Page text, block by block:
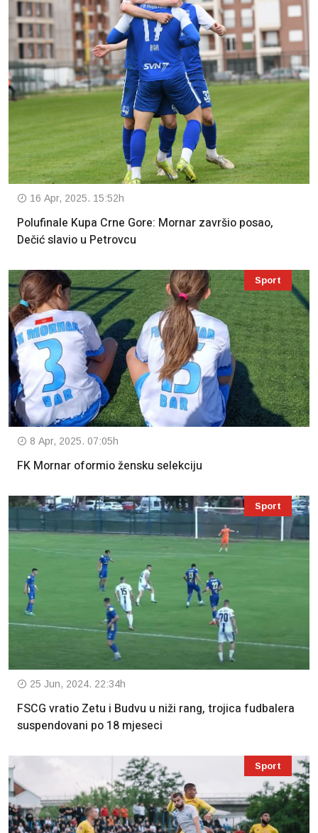
16 Apr, 2025. 15:52h
Polufinale Kupa Crne Gore: Mornar završio posao,
Dečić slavio u Petrovcu
Sport
8 Apr, 2025. 07:05h
FK Mornar oformio žensku selekciju
Sport
25 Jun, 2024. 22:34h
FSCG vratio Zetu i Budvu u niži rang, trojica fudbalera
suspendovani po 18 mjeseci
Sport